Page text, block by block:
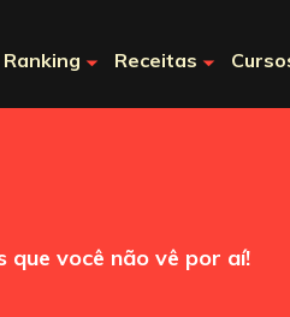
Ranking Receitas
que você não vê por aí!